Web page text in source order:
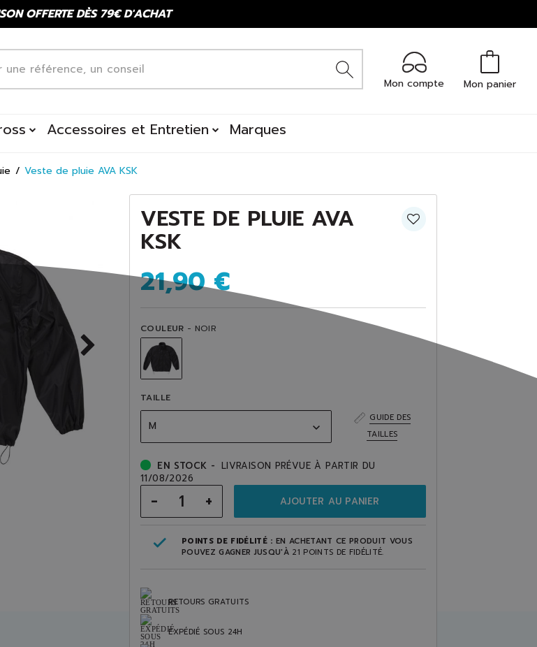
OFFERTE DÈS 79€ D'ACHAT
Mon compte Mon panier
Accessoires et Entretien Marques
Veste de pluie AVA KSK
VESTE DE PLUIE AVA
KSK
21,90 €
COULEUR - NOIR
TAILLE
M
GUIDE DES
TAILLES
EN STOCK - LIVRAISON PRÉVUE À PARTIR DU
11/08/2026
- + AJOUTER AU PANIER
POINTS DE FIDÉLITÉ : EN ACHETANT CE PRODUIT VOUS
POUVEZ GAGNER JUSQU'À 21 POINTS DE FIDÉLITÉ.
RETOURS GRATUITS
EXPÉDIÉ SOUS 24H